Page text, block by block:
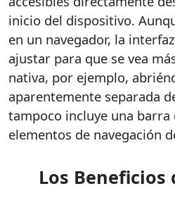
inicio del dispositivo.
en un navegador, la
ajustar para que se vea
nativa, por ejemplo,
aparentemente separada
tampoco incluye una barra
elementos de navegación
Los Beneficios